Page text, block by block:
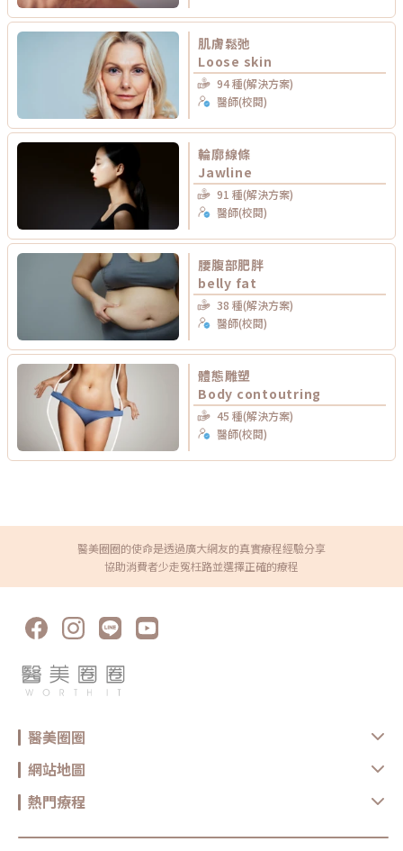
肌膚鬆弛
Loose skin
94 種(解決方案)
醫師(校閱)
輪廓線條
Jawline
91 種(解決方案)
醫師(校閱)
腰腹部肥胖
belly fat
38 種(解決方案)
醫師(校閱)
體態雕塑
Body contoutring
45 種(解決方案)
醫師(校閱)
醫美圈圈的使命是透過廣大網友的真實療程經驗分享
協助消費者少走冤枉路並選擇正確的療程
醫美圈圈
網站地圖
熱門療程